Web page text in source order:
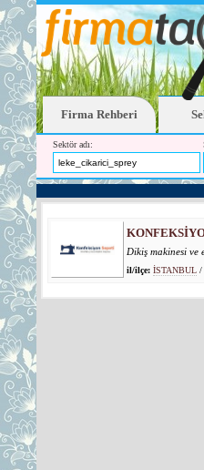
Firma Rehberi
Sektör adı:
Dikiş makinesi ve
il/ilçe: İSTANBUL /